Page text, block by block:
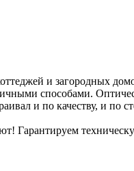
и загородных
способами.
и по качеству, и по
Гарантируем